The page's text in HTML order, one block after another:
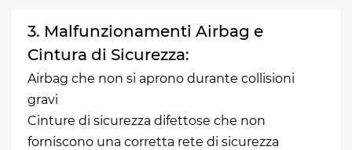
3. Malfunzionamenti Airbag e
Cintura di Sicurezza:
Airbag che non si aprono durante collisioni
gravi
Cinture di sicurezza difettose che non
forniscono una corretta rete di sicurezza